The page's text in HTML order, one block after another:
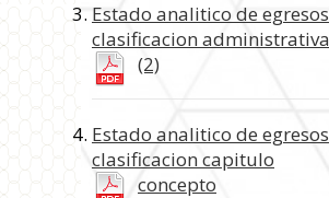
Estado analitico de egresos
clasificacion administrativa
(2)
Estado analitico de egresos
clasificacion capitulo
concepto